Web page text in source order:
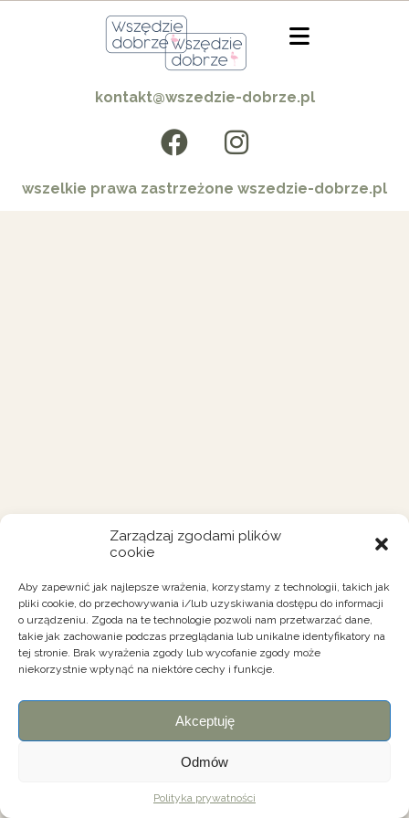
Zarządzaj zgodami plików
cookie
Aby zapewnić jak najlepsze wrażenia, korzystamy z technologii, takich jak
pliki cookie, do przechowywania i/lub uzyskiwania dostępu do informacji
o urządzeniu. Zgoda na te technologie pozwoli nam przetwarzać dane,
takie jak zachowanie podczas przeglądania lub unikalne identyfikatory na
tej stronie. Brak wyrażenia zgody lub wycofanie zgody może
niekorzystnie wpłynąć na niektóre cechy i funkcje.
Akceptuję
Odmów
Polityka prywatności
kontakt@wszedzie-dobrze.pl
wszelkie prawa zastrzeżone wszedzie-dobrze.pl